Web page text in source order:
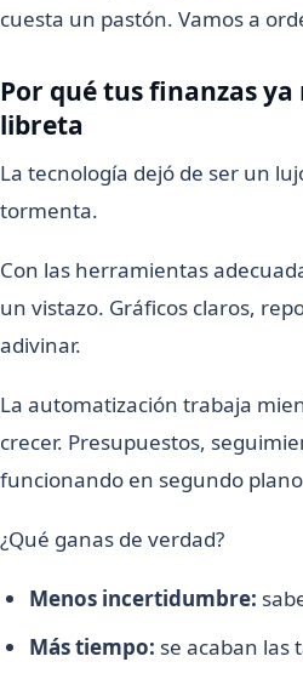
cuesta un pastón. Vamos a
Por qué tus finanzas ya
libreta
La tecnología dejó de ser un
tormenta.
Con las herramientas
un vistazo. Gráficos claros,
adivinar.
La automatización trabaja
crecer. Presupuestos,
funcionando en segundo
¿Qué ganas de verdad?
Menos incertidumbre:
Más tiempo: se acaban las